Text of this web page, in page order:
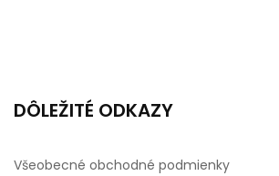
DÔLEŽITÉ ODKAZY
Všeobecné obchodné podmienky